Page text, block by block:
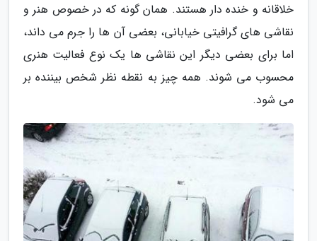
خلاقانه و خنده دار هستند. همان گونه که در خصوص هنر و
نقاشی های گرافیتی خیابانی، بعضی آن ها را جرم می داند،
اما برای بعضی دیگر این نقاشی ها یک نوع فعالیت هنری
محسوب می شوند. همه چیز به نقطه نظر شخص بیننده بر
می شود.